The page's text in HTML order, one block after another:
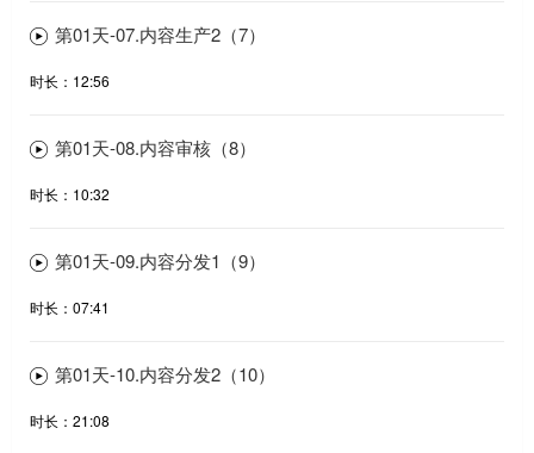
第01天-07.内容生产2（7）
时长：12:56
第01天-08.内容审核（8）
时长：10:32
第01天-09.内容分发1（9）
时长：07:41
第01天-10.内容分发2（10）
时长：21:08